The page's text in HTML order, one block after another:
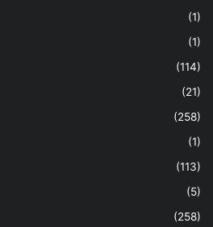
(1)
(1)
(114)
(21)
(258)
(1)
(113)
(5)
(258)